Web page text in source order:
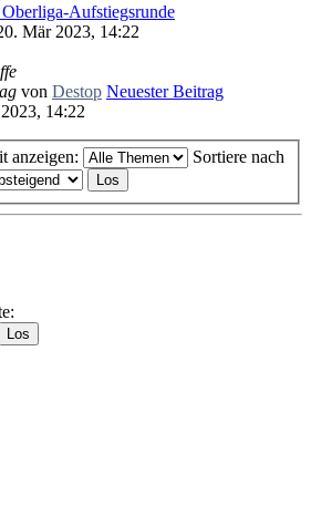
Aufstiegsrunde
Mär 2023, 14:22
von Destop Neuester Beitrag
14:22
anzeigen: Sortiere nach